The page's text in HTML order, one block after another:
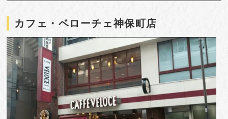
カフェ・ベローチェ神保町店